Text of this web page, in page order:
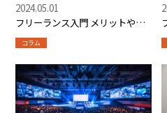
フリーランス入門 メリットや仕
事獲得に役立つマッチングサイ
ト紹介も
2024.05.01
コラム